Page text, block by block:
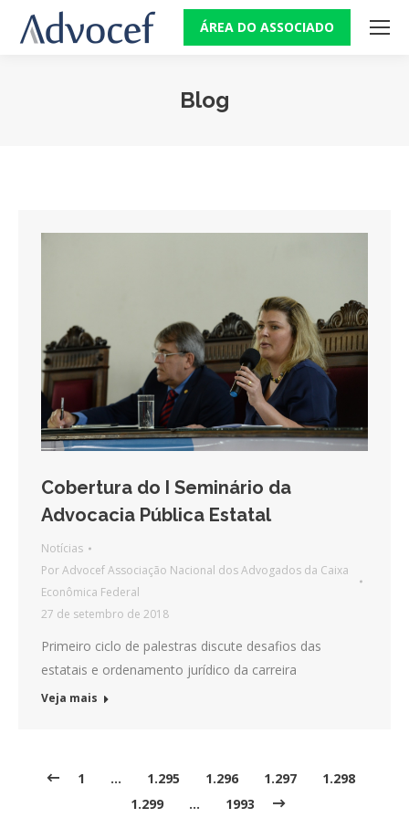
ÁREA DO ASSOCIADO
Blog
Cobertura do I Seminário da
Advocacia Pública Estatal
Notícias
PorAdvocef Associação Nacional dos Advogados da Caixa
Econômica Federal
27 de setembro de 2018
Primeiro ciclo de palestras discute desafios das
estatais e ordenamento jurídico da carreira
Veja mais
1 … 1.295 1.296 1.297
1.298
1.299
… 1993